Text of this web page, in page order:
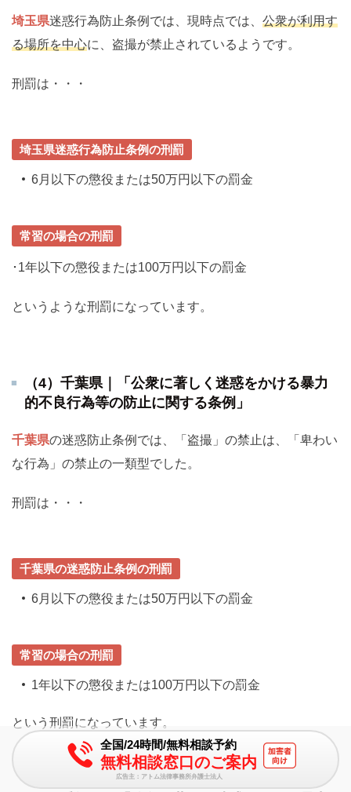
埼玉県迷惑行為防止条例では、現時点では、 公衆が利用す
る場所を中心に、盗撮が禁止されているようです。
刑罰は・・・
埼玉県迷惑行為防止条例の刑罰
6月以下の懲役または50万円以下の罰金
常習の場合の刑罰
･1年以下の懲役または100万円以下の罰金
というような刑罰になっています。
（4）千葉県｜「公衆に著しく迷惑をかける暴力
的不良行為等の防止に関する条例」
千葉県の迷惑防止条例では、「盗撮」の禁止は、「卑わい
な行為」の禁止の一類型でした。
刑罰は・・・
千葉県の迷惑防止条例の刑罰
6月以下の懲役または50万円以下の罰金
常習の場合の刑罰
1年以下の懲役または100万円以下の罰金
という刑罰になっています。
全国/24時間/無料相談予約
無料相談窓口のご案内
広告主：アトム法律事務所弁護士法人